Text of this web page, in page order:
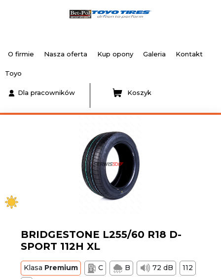
O firmie Nasza oferta Kup opony Galeria Kontakt
Toyo
Dla pracowników Koszyk
BRIDGESTONE L255/60 R18 D-
SPORT 112H XL
Klasa Premium C B 72 dB
112